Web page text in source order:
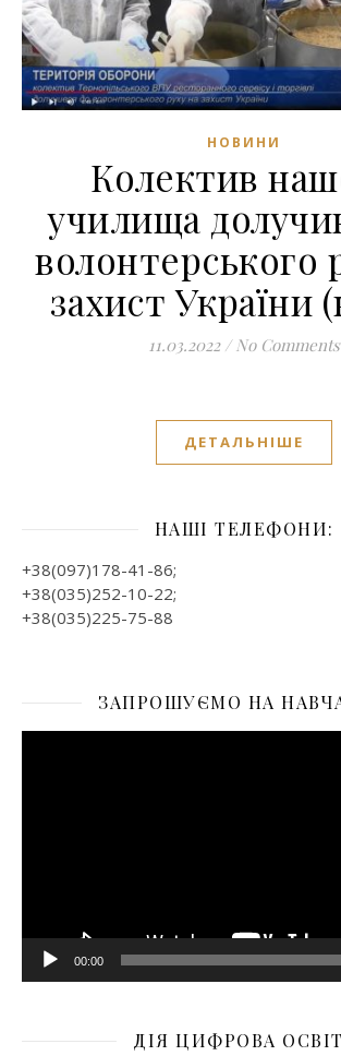
НОВИНИ
Колектив
училища
волонтерського
захист України
11.03.2022 / No Comments
ДЕТАЛЬНІШЕ
НАШІ ТЕЛЕФОНИ:
+38(097)178-41-86;
+38(035)252-10-22;
+38(035)225-75-88
ЗАПРОШУЄМО НА
00:00
ДІЯ ЦИФРОВА